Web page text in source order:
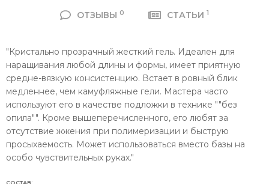
ОТЗЫВЫ 0 СТАТЬИ 1
"Кристально прозрачный жесткий гель. Идеален для
наращивания любой длины и формы, имеет приятную
средне-вязкую консистенцию. Встает в ровный блик
медленнее, чем камуфляжные гели. Мастера часто
используют его в качестве подложки в технике ""без
опила"". Кроме вышеперечисленного, его любят за
отсутствие жжения при полимеризации и быструю
просыхаемость. Может использоваться вместо базы на
особо чувствительных руках."
СОСТАВ: